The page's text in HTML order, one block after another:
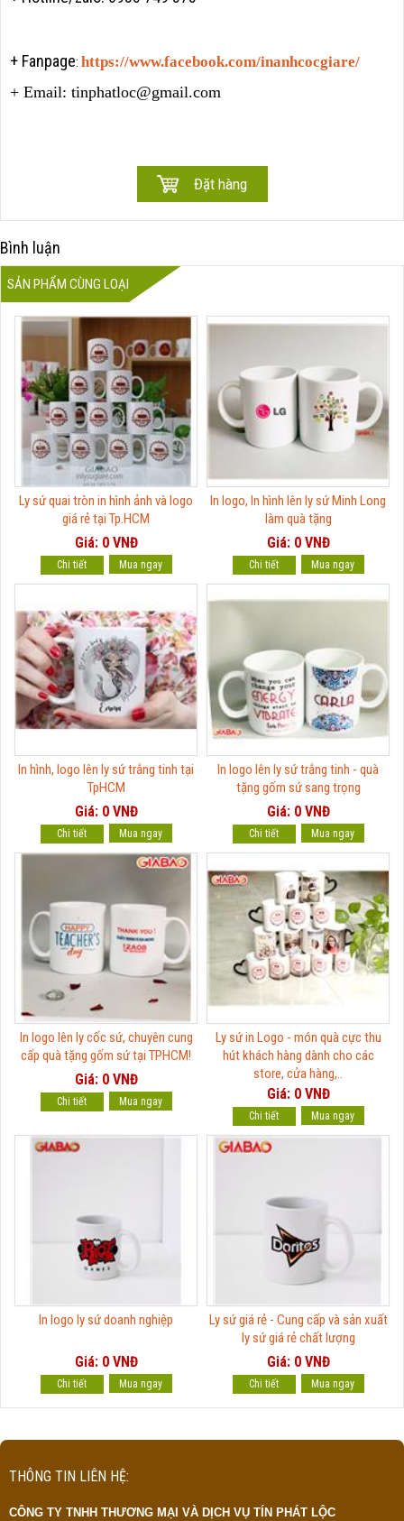
+ Fanpage: https://www.facebook.com/inanhcocgiare/
+ Email: tinphatloc@gmail.com
Bình luận
SẢN PHẨM CÙNG LOẠI
Ly sứ quai tròn in hình ảnh và logo
giá rẻ tại Tp.HCM
Giá: 0 VNĐ
Chi tiết
In logo, In hình lên ly sứ Minh Long
làm quà tặng
Giá: 0 VNĐ
Chi tiết
In hình, logo lên ly sứ trắng tinh tại
TpHCM
Giá: 0 VNĐ
Chi tiết
In logo lên ly sứ trắng tinh - quà
tặng gốm sứ sang trọng
Giá: 0 VNĐ
Chi tiết
In logo lên ly cốc sứ, chuyên cung
cấp quà tặng gốm sứ tại TPHCM!
Giá: 0 VNĐ
Chi tiết
Ly sứ in Logo - món quà cực thu
hút khách hàng dành cho các
store, cửa hàng,..
Giá: 0 VNĐ
Chi tiết
In logo ly sứ doanh nghiệp
Giá: 0 VNĐ
Chi tiết
Ly sứ giá rẻ - Cung cấp và sản xuất
ly sứ giá rẻ chất lượng
Giá: 0 VNĐ
Chi tiết
THÔNG TIN LIÊN HỆ:
CÔNG TY TNHH THƯƠNG MẠI VÀ DỊCH VỤ TÍN PHÁT LỘC